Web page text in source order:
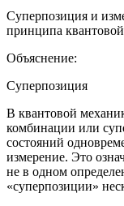
Суперпозиция и
принципа
Объяснение:
Суперпозиция
В квантовой
комбинации или
состояний
измерение. Это
не в одном
«суперпозиции»